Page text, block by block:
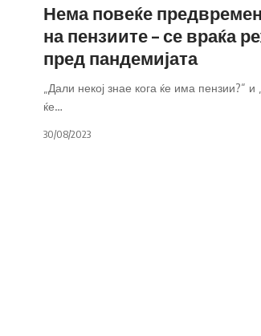
Нема повеќе
на пензиите – се враќа
пред пандемијата
„Дали некој знае кога ќе има пензии?“
ќе…
30/08/2023